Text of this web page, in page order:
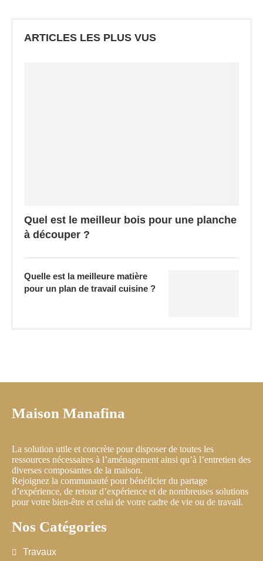
ARTICLES LES PLUS VUS
Quel est le meilleur bois pour une planche
à découper ?
Quelle est la meilleure matière
pour un plan de travail cuisine ?
Maison Manafina
La solution utile et concrète pour disposer de toutes les
ressources nécessaires à l’aménagement ainsi qu’à l’entretien des
diverses composantes de la maison.
Rejoignez la communauté pour bénéficier du partage
d’expérience, de retour d’expérience et de nombreuses solutions
pour votre bien-être et celui de votre cadre de vie ou de travail.
Nos Catégories
Travaux